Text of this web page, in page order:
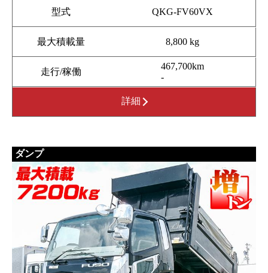
型式 QKG-FV60VX
最大積載量 8,800 kg
走行/稼働
467,700km
-
詳細
ダンプ